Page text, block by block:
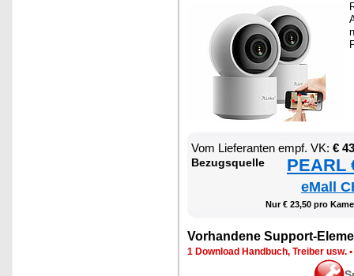
Vom Lie­fe­ran­ten empf. VK: €
Be­zugs­quel­le PEARL
eMall
Nur € 23,50 pro
Vor­han­de­ne Sup­port-
1 Down­load Hand­buch, Trei­ber usw. •